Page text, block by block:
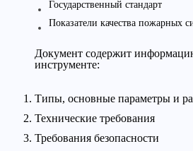
Государственный стандарт
Показатели качества пожарных
Документ содержит
инструменте:
Типы, основные параметры и
Технические требования
Требования безопасности